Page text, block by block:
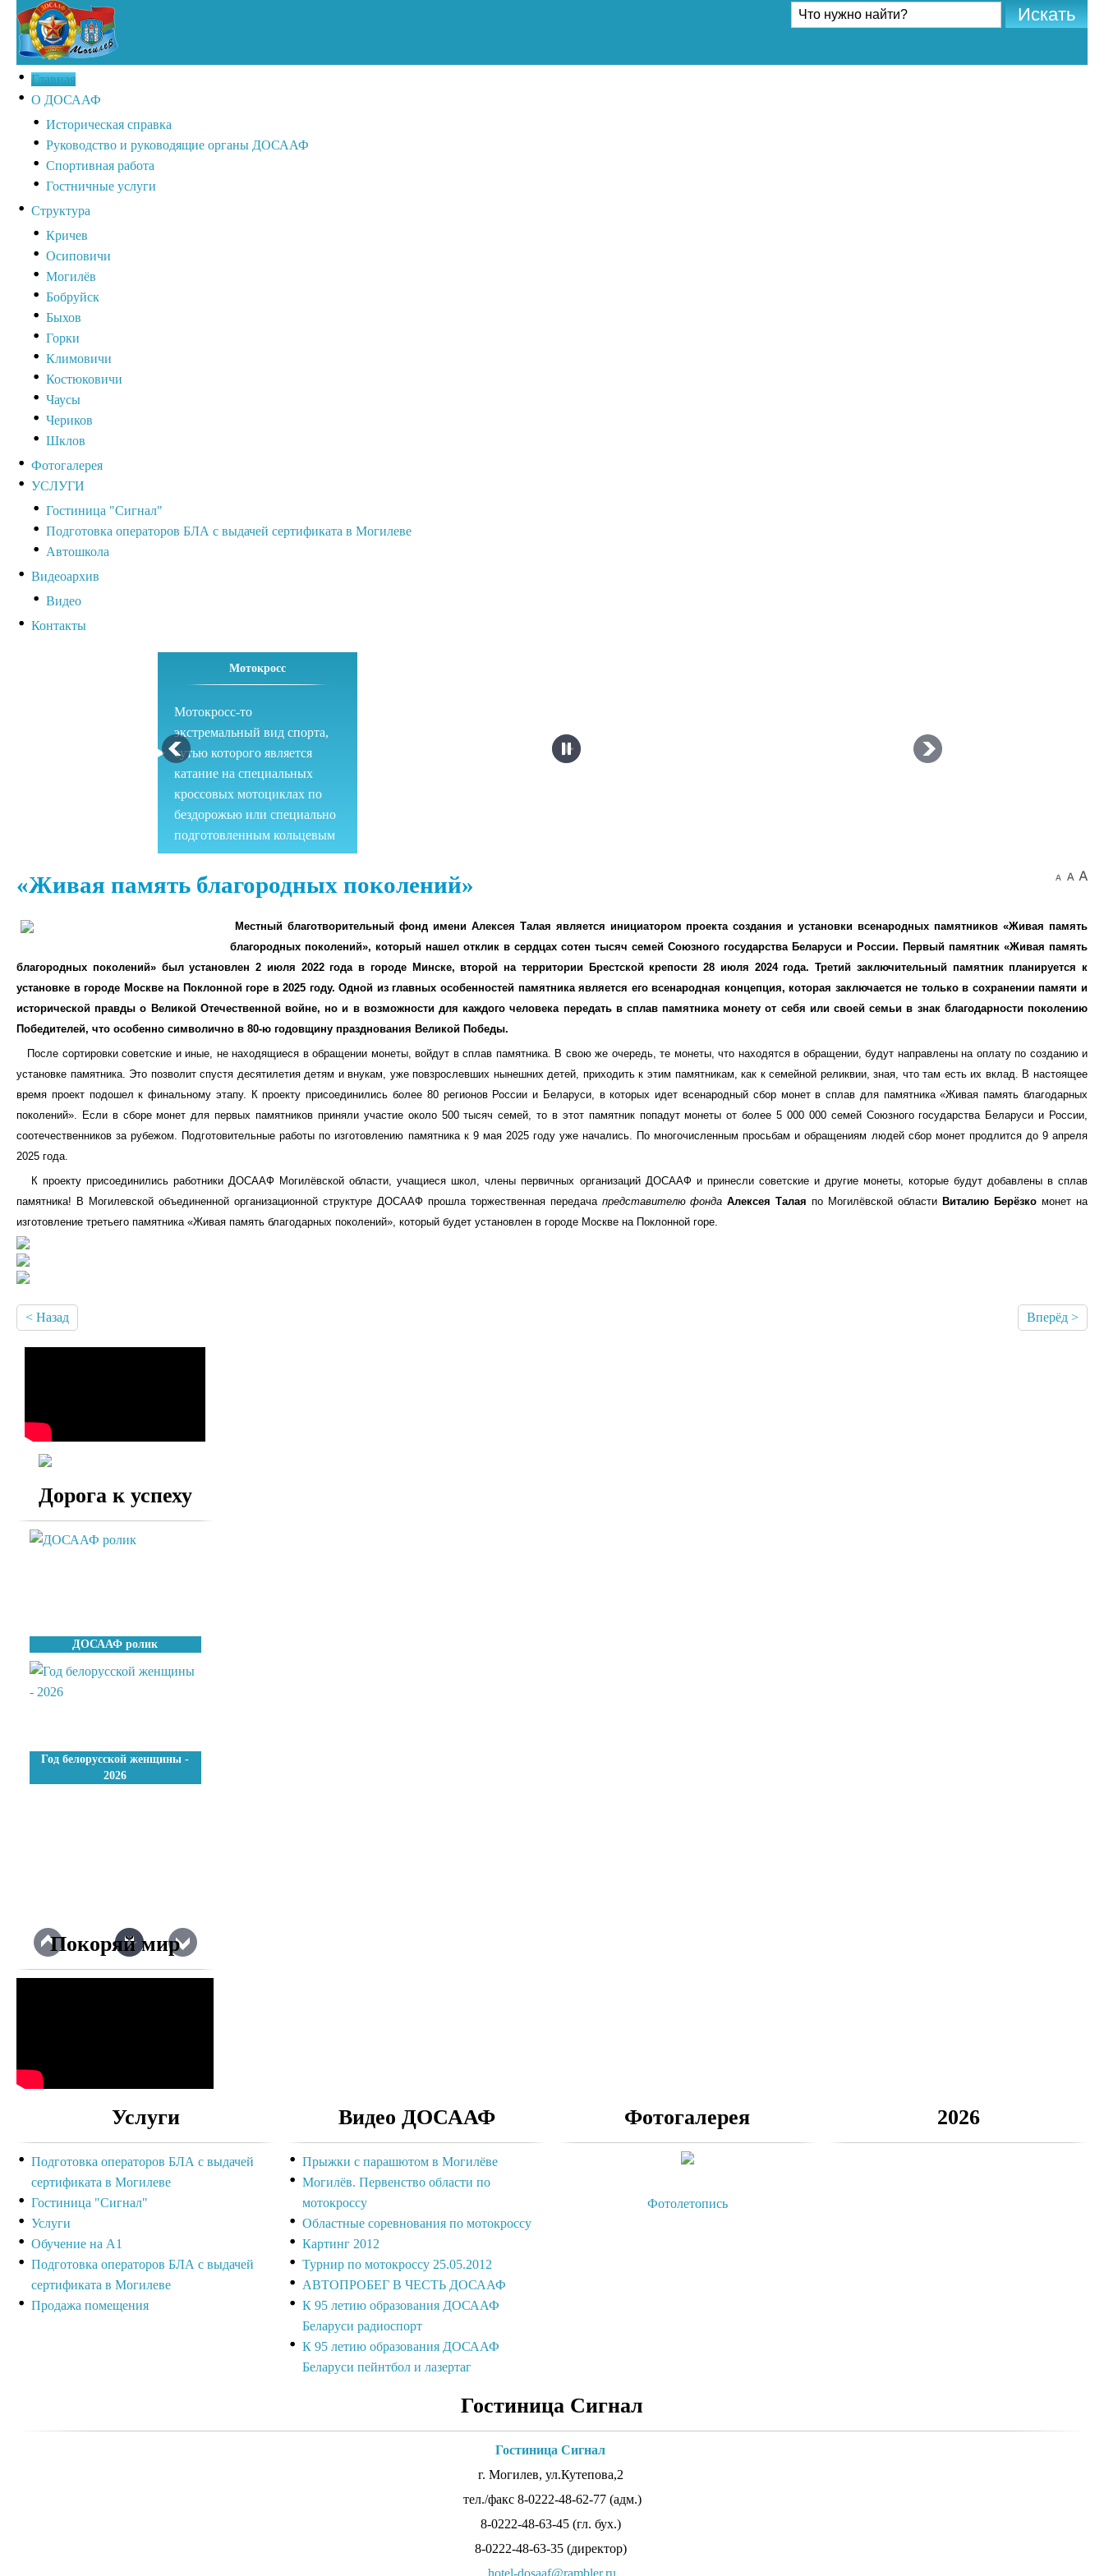
Главная
О ДОСААФ
Историческая справка
Руководство и руководящие органы ДОСААФ
Спортивная работа
Гостничные услуги
Структура
Кричев
Осиповичи
Могилёв
Бобруйск
Быхов
Горки
Климовичи
Костюковичи
Чаусы
Чериков
Шклов
Фотогалерея
УСЛУГИ
Гостиница "Сигнал"
Подготовка операторов БЛА с выдачей сертификата в Могилеве
Автошкола
Видеоархив
Видео
Контакты
Мотокросс
Мотокросс-то
экстремальный вид спорта,
сутью которого является
катание на специальных
кроссовых мотоциклах по
бездорожью или специально
подготовленным кольцевым
трассам.
включает в себя как действия
связанные с точным
пилотированием купола, так
и различные артистические
виды спорта, вроде
фристайла, групповой
акробатики и фрифлай.
Картинг
Ка́ртинг — вид спорта и
развлечения, гонки
автомобилях без кузова,
скорость которых может
достигать 260км/ч.
«Живая память благородных поколений»
Местный благотворительный фонд имени Алексея Талая является инициатором проекта создания и установки всенародных памятников «Живая память
благородных поколений», который нашел отклик в сердцах сотен тысяч семей Союзного государства Беларуси и России. Первый памятник «Живая память
благородных поколений» был установлен 2 июля 2022 года в городе Минске, второй на территории Брестской крепости 28 июля 2024 года. Третий заключительный памятник планируется к
установке в городе Москве на Поклонной горе в 2025 году. Одной из главных особенностей памятника является его всенародная концепция, которая заключается не только в сохранении памяти и
исторической правды о Великой Отечественной войне, но и в возможности для каждого человека передать в сплав памятника монету от себя или своей семьи в знак благодарности поколению
Победителей, что особенно символично в 80-ю годовщину празднования Великой Победы.
После сортировки советские и иные, не находящиеся в обращении монеты, войдут в сплав памятника. В свою же очередь, те монеты, что находятся в обращении, будут направлены на оплату по созданию и
установке памятника. Это позволит спустя десятилетия детям и внукам, уже повзрослевших нынешних детей, приходить к этим памятникам, как к семейной реликвии, зная, что там есть их вклад. В настоящее
время проект подошел к финальному этапу. К проекту присоединились более 80 регионов России и Беларуси, в которых идет всенародный сбор монет в сплав для памятника «Живая память благодарных
поколений». Если в сборе монет для первых памятников приняли участие около 500 тысяч семей, то в этот памятник попадут монеты от более 5 000 000 семей Союзного государства Беларуси и России,
соотечественников за рубежом. Подготовительные работы по изготовлению памятника к 9 мая 2025 году уже начались. По многочисленным просьбам и обращениям людей сбор монет продлится до 9 апреля
2025 года.
К проекту присоединились работники ДОСААФ Могилёвской области, учащиеся школ, члены первичных организаций ДОСААФ и принесли советские и другие монеты, которые будут добавлены в сплав
памятника! В Могилевской объединенной организационной структуре ДОСААФ прошла торжественная передача представителю фонда Алексея Талая по Могилёвской области Виталию Берёзко монет на
изготовление третьего памятника «Живая память благодарных поколений», который будет установлен в городе Москве на Поклонной горе.
< Назад Вперёд >
Дорога к успеху
ДОСААФ ролик
Год белорусской женщины -
2026
Покоряй мир
Услуги
Подготовка операторов БЛА с выдачей
сертификата в Могилеве
Гостиница "Сигнал"
Услуги
Обучение на А1
Подготовка операторов БЛА с выдачей
сертификата в Могилеве
Продажа помещения
Видео ДОСААФ
Прыжки с парашютом в Могилёве
Могилёв. Первенство области по
мотокроссу
Областные соревнования по мотокроссу
Картинг 2012
Турнир по мотокроссу 25.05.2012
АВТОПРОБЕГ В ЧЕСТЬ ДОСААФ
К 95 летию образования ДОСААФ
Беларуси радиоспорт
К 95 летию образования ДОСААФ
Беларуси пейнтбол и лазертаг
Фотогалерея
Фотолетопись
2026
Гостиница Сигнал
Гостиница Сигнал
г. Могилев, ул.Кутепова,2
тел./факс 8-0222-48-62-77 (адм.)
8-0222-48-63-45 (гл. бух.)
8-0222-48-63-35 (директор)
hotel-dosaaf@rambler.ru